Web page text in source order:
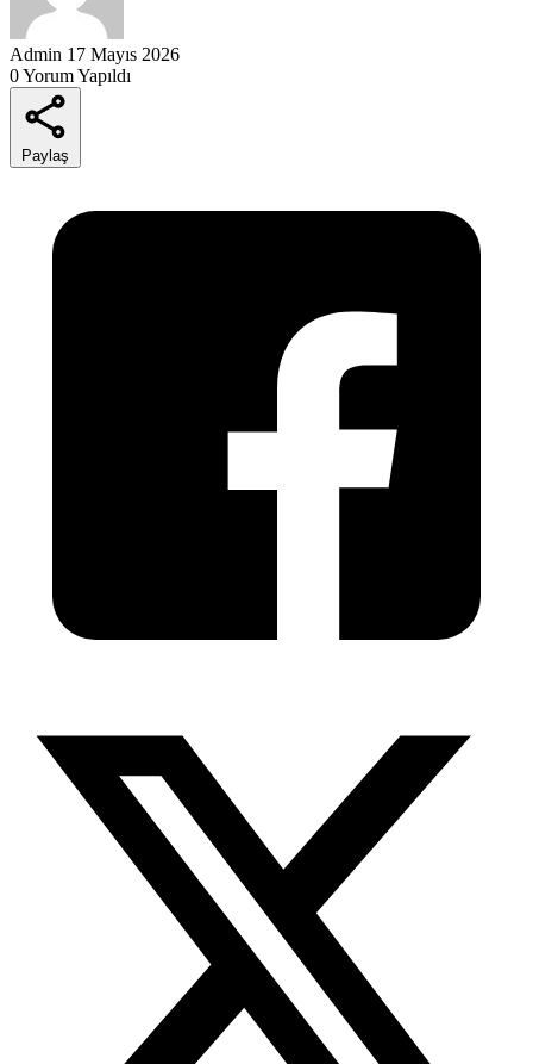
Admin 17 Mayıs 2026
0 Yorum Yapıldı
Paylaş